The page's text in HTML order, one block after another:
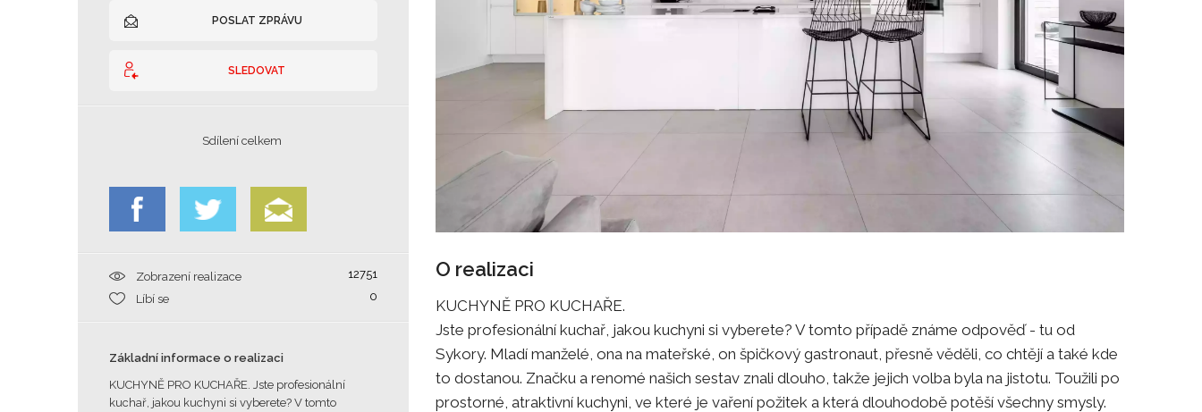
POSLAT ZPRÁVU
SLEDOVAT
Sdílení celkem
Zobrazení realizace
12751
Líbí se
0
Základní informace o realizaci
KUCHYNĚ PRO KUCHAŘE. Jste profesionální
kuchař, jakou kuchyni si vyberete? V tomto
O realizaci
KUCHYNĚ PRO KUCHAŘE.
Jste profesionální kuchař, jakou kuchyni si vyberete? V tomto případě známe odpověď - tu od
Sykory. Mladí manželé, ona na mateřské, on špičkový gastronaut, přesně věděli, co chtějí a také kde
to dostanou. Značku a renomé našich sestav znali dlouho, takže jejich volba byla na jistotu. Toužili po
prostorné, atraktivní kuchyni, ve které je vaření požitek a která dlouhodobě potěší všechny smysly.